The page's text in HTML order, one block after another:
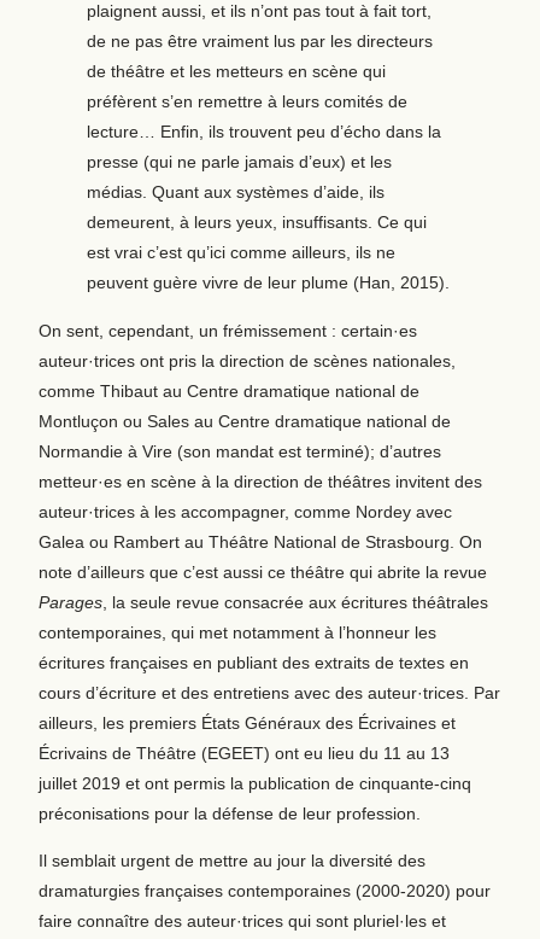
plaignent aussi, et ils n’ont pas tout à fait tort,
de ne pas être vraiment lus par les directeurs
de théâtre et les metteurs en scène qui
préfèrent s’en remettre à leurs comités de
lecture… Enfin, ils trouvent peu d’écho dans la
presse (qui ne parle jamais d’eux) et les
médias. Quant aux systèmes d’aide, ils
demeurent, à leurs yeux, insuffisants. Ce qui
est vrai c’est qu’ici comme ailleurs, ils ne
peuvent guère vivre de leur plume (Han, 2015).
On sent, cependant, un frémissement : certain·es
auteur·trices ont pris la direction de scènes nationales,
comme Thibaut au Centre dramatique national de
Montluçon ou Sales au Centre dramatique national de
Normandie à Vire (son mandat est terminé); d’autres
metteur·es en scène à la direction de théâtres invitent des
auteur·trices à les accompagner, comme Nordey avec
Galea ou Rambert au Théâtre National de Strasbourg. On
note d’ailleurs que c’est aussi ce théâtre qui abrite la revue
Parages , la seule revue consacrée aux écritures théâtrales
contemporaines, qui met notamment à l’honneur les
écritures françaises en publiant des extraits de textes en
cours d’écriture et des entretiens avec des auteur·trices. Par
ailleurs, les premiers États Généraux des Écrivaines et
Écrivains de Théâtre (EGEET) ont eu lieu du 11 au 13
juillet 2019 et ont permis la publication de cinquante-cinq
préconisations pour la défense de leur profession.
Il semblait urgent de mettre au jour la diversité des
dramaturgies françaises contemporaines (2000-2020) pour
faire connaître des auteur·trices qui sont pluriel·les et